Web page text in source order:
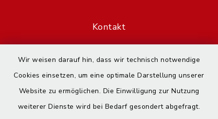
Wir weisen darauf hin, dass wir technisch notwendige
Cookies einsetzen, um eine optimale Darstellung unserer
Website zu ermöglichen. Die Einwilligung zur Nutzung
weiterer Dienste wird bei Bedarf gesondert abgefragt.
Kontakt
Datenschutz
Impressum